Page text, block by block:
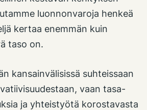
luonnonvaroja henkeä
kertaa enemmän kuin
taso on.
kansainvälisissä suhteissaan
vaan tasa-
ja yhteistyötä korostavasta